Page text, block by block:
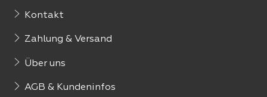
Kontakt
Zahlung & Versand
Über uns
AGB & Kundeninfos